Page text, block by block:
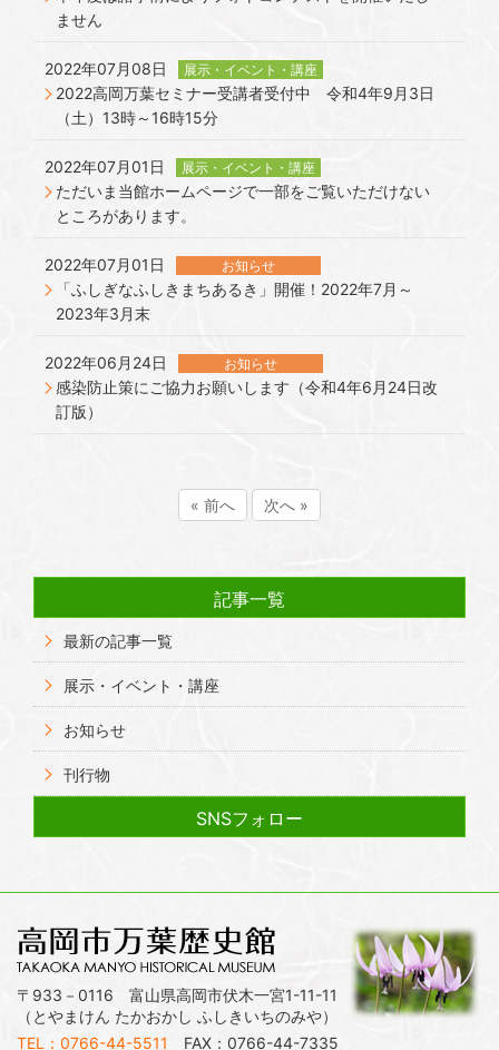
ません
2022年07月08日 展示・イベント・講座
2022高岡万葉セミナー受講者受付中 令和4年9月3日
（土）13時～16時15分
2022年07月01日 展示・イベント・講座
ただいま当館ホームページで一部をご覧いただけない
ところがあります。
2022年07月01日 お知らせ
「ふしぎなふしきまちあるき」開催！2022年7月～
2023年3月末
2022年06月24日 お知らせ
感染防止策にご協力お願いします（令和4年6月24日改
訂版）
« 前へ 次へ »
記事一覧
最新の記事一覧
展示・イベント・講座
お知らせ
刊行物
SNSフォロー
〒933－0116 富山県高岡市伏木一宮1-11-11
（とやまけん たかおかし ふしきいちのみや）
TEL：0766-44-5511
FAX：0766-44-7335